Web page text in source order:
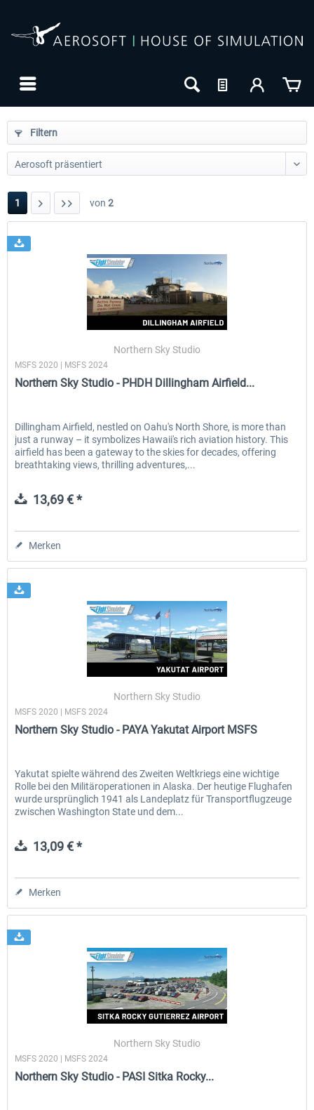
EmergencyDispatcherPro - 24h Free
Trial
0,00 € * 35,69 € *
Filtern
1 von 2
Northern Sky Studio
MSFS 2020 | MSFS 2024
Northern Sky Studio - PHDH Dillingham Airfield...
Dillingham Airfield, nestled on Oahu's North Shore, is more than
just a runway – it symbolizes Hawaii's rich aviation history. This
airfield has been a gateway to the skies for decades, offering
breathtaking views, thrilling adventures,...
13,69 € *
Merken
Northern Sky Studio
MSFS 2020 | MSFS 2024
Northern Sky Studio - PAYA Yakutat Airport MSFS
Yakutat spielte während des Zweiten Weltkriegs eine wichtige
Rolle bei den Militäroperationen in Alaska. Der heutige Flughafen
wurde ursprünglich 1941 als Landeplatz für Transportflugzeuge
zwischen Washington State und dem...
13,09 € *
Merken
Northern Sky Studio
MSFS 2020 | MSFS 2024
Northern Sky Studio - PASI Sitka Rocky...